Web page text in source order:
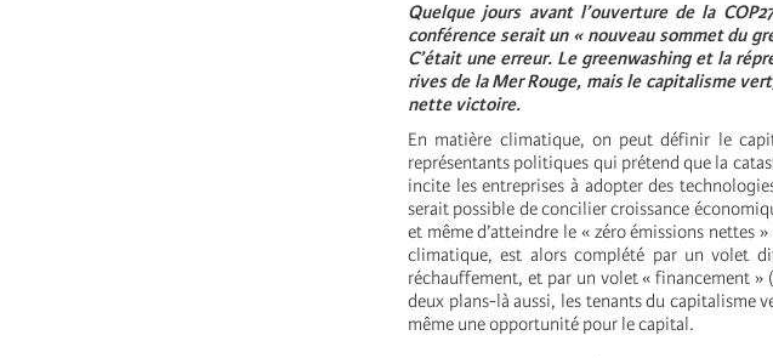
Quelque jours avant l’ouverture de la
conférence serait un « nouveau sommet du
C’était une erreur. Le greenwashing et la
rives de la Mer Rouge, mais le capitalisme
nette victoire.
En matière climatique, on peut définir le
représentants politiques qui prétend que la
incite les entreprises à adopter des
serait possible de concilier croissance
et même d’atteindre le « zéro émissions
climatique, est alors complété par un volet
réchauffement, et par un volet « financement »
deux plans-là aussi, les tenants du capitalisme
même une opportunité pour le capital.